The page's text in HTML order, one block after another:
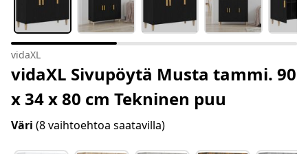
vidaXL
vidaXL Sivupöytä Musta tammi. 90
x 34 x 80 cm Tekninen puu
Väri (8 vaihtoehtoa saatavilla)